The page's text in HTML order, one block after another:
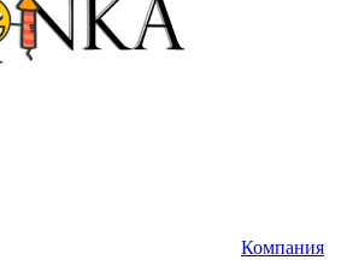
Компания